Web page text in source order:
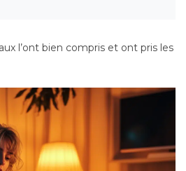
l’ont bien compris et ont pris les